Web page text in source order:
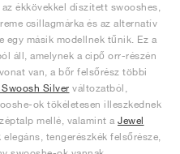
ékkövekkel díszített swooshes,
csillagmárka és az alternatív
másik modellnek tűnik. Ez a
áll, amelynek a cipő orr-részén
van, a bőr felsőrész többi
Silver változatból,
ok tökéletesen illeszkednek
mellé, valamint a Jewel
tengerészkék felsőrésze,